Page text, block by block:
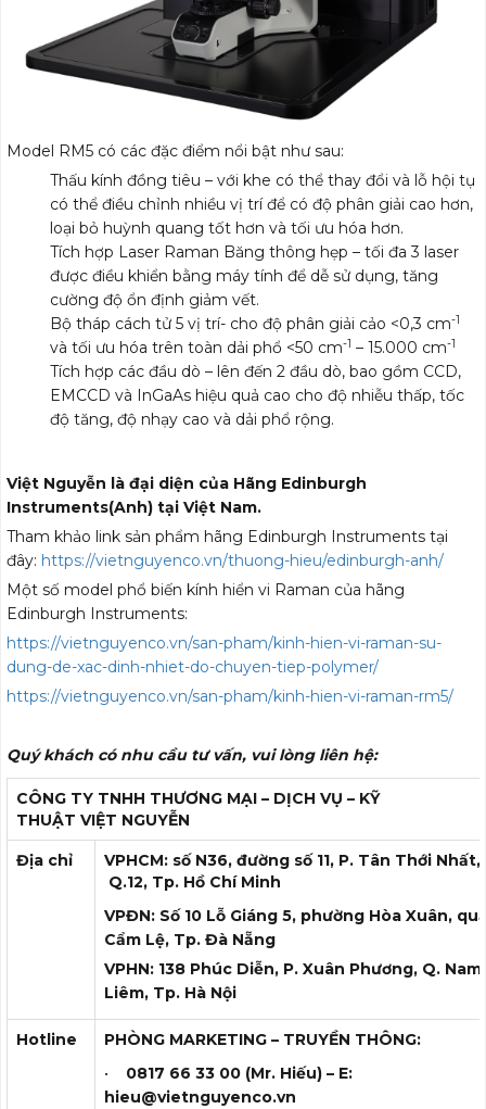
Model RM5 có các đặc điểm nổi bật như sau:
Thấu kính đồng tiêu – với khe có thể thay đổi và lỗ hội tụ
có thể điều chỉnh nhiều vị trí để có độ phân giải cao hơn,
loại bỏ huỳnh quang tốt hơn và tối ưu hóa hơn.
Tích hợp Laser Raman Băng thông hẹp – tối đa 3 laser
được điều khiển bằng máy tính để dễ sử dụng, tăng
cường độ ổn định giảm vết.
Bộ tháp cách tử 5 vị trí- cho độ phân giải cảo <0,3 cm-1
và tối ưu hóa trên toàn dải phổ <50 cm-1 – 15.000 cm-1
Tích hợp các đầu dò – lên đến 2 đầu dò, bao gồm CCD,
EMCCD và InGaAs hiệu quả cao cho độ nhiễu thấp, tốc
độ tăng, độ nhạy cao và dải phổ rộng.
Việt Nguyễn là đại diện của Hãng Edinburgh
Instruments(Anh) tại Việt Nam.
Tham khảo link sản phẩm hãng Edinburgh Instruments tại
đây: https://vietnguyenco.vn/thuong-hieu/edinburgh-anh/
Một số model phổ biến kính hiển vi Raman của hãng
Edinburgh Instruments:
https://vietnguyenco.vn/san-pham/kinh-hien-vi-raman-su-
dung-de-xac-dinh-nhiet-do-chuyen-tiep-polymer/
https://vietnguyenco.vn/san-pham/kinh-hien-vi-raman-rm5/
Quý khách có nhu cầu tư vấn, vui lòng liên hệ:
CÔNG TY TNHH THƯƠNG MẠI – DỊCH VỤ – KỸ
THUẬT VIỆT NGUYỄN
Địa chỉ
VPHCM: số N36, đường số 11, P. Tân Thới Nhất,
Q.12, Tp. Hồ Chí Minh
VPĐN: Số 10 Lỗ Giáng 5, phường Hòa Xuân,
Cẩm Lệ, Tp. Đà Nẵng
VPHN: 138 Phúc Diễn, P. Xuân Phương, Q.
Liêm, Tp. Hà Nội
Hotline
PHÒNG MARKETING – TRUYỀN THÔNG:
• 0817 66 33 00 (Mr. Hiếu) – E:
hieu@vietnguyenco.vn